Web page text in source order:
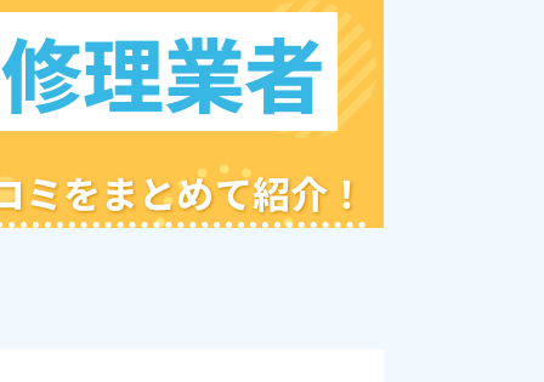
理業者
をまとめて紹介！